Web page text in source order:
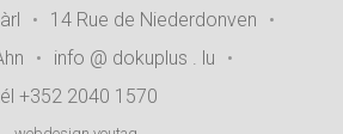
• 14 Rue de Niederdonven
•
• info @ dokuplus . lu
•
+352 2040 1570